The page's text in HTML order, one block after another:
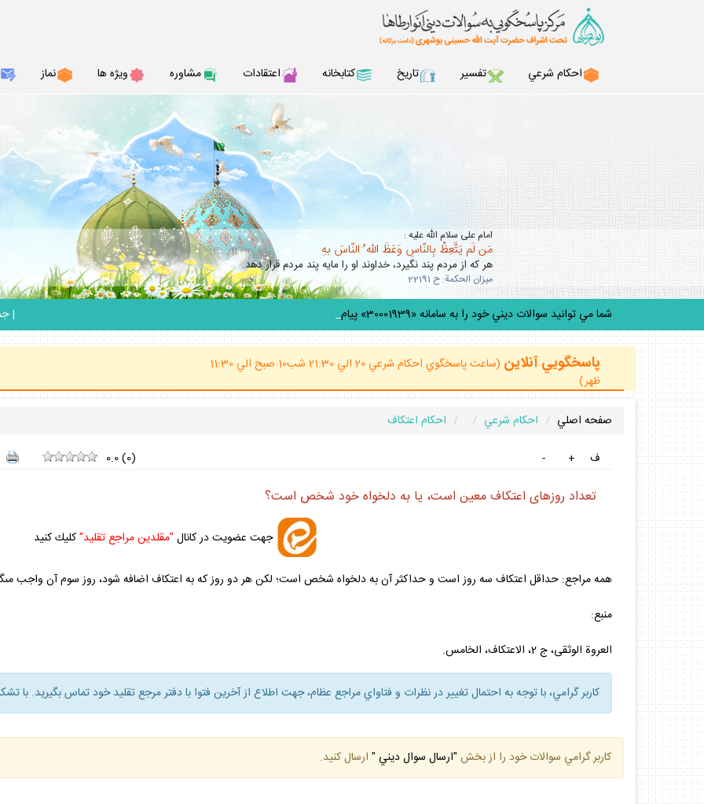
احكام شرعي تفسير تاريخ كتابخانه اعتقادات مشاوره ويژه ها نماز
امام على سلام الله عليه :
مَن لَم يَتَّعِظْ بِالنّاسِ وَعَظَ اللّه ُ النّاسَ بهِ
هر كه از مردم پند نگيرد، خداوند او را مايه پند مردم قرار دهد.
ميزان الحكمة: ح 22191
شما مي توانيد سوالات ديني خود را به سامانه «30001939» پيامك كني |
پاسخگويي آنلاين
(ساعت پاسخگوي احكام شرعي 20 الي 21:30 شب10 صبح الي 11:30
ظهر)
صفحه اصلي احكام شرعي
احكام اعتكاف
ف
+
-
0.0(0)
تعداد روزهاى اعتكاف معين است، يا به دلخواه خود شخص است؟
جهت عضويت در كانال "مقلدين مراجع تقليد"كليك كنيد
همه مراجع: حداقل اعتكاف سه روز است و حداكثر آن به دلخواه شخص است؛ لكن هر دو روز كه به اعتكاف اضافه شود، روز سوم آن واجب
منبع:
العروة الوثقى، ج 2، الاعتكاف، الخامس.
كاربر گرامي، با توجه به احتمال تغيير در نظرات و فتاواي مراجع عظام، جهت اطلاع از آخرين فتوا با دفتر مرجع تقليد خود تماس بگيريد. با
كاربر گرامي سوالات خود را از بخش "ارسال سوال ديني " ارسال كنيد.